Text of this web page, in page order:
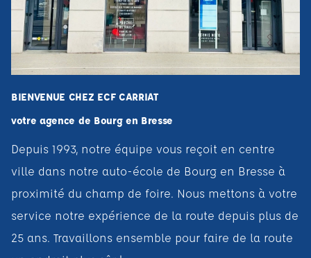
BIENVENUE CHEZ ECF CARRIAT
votre agence de Bourg en Bresse
Depuis 1993, notre équipe vous reçoit en centre
ville dans notre auto-école de Bourg en Bresse à
proximité du champ de foire. Nous mettons à votre
service notre expérience de la route depuis plus de
25 ans. Travaillons ensemble pour faire de la route